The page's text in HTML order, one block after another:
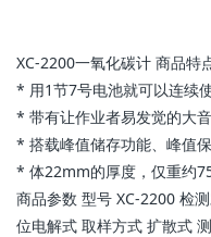
XC-2200一氧化碳计 商品特
* 用1节7号电池就可以连续
* 带有让作业者易发觉的大
* 搭载峰值储存功能、峰值
* 体22mm的厚度，仅重约
商品参数 型号 XC-2200 检
位电解式 取样方式 扩散式